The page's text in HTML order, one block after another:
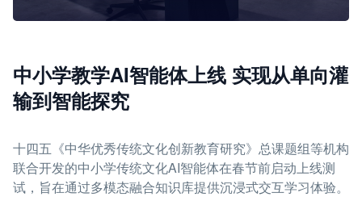
中小学教学AI智能体上线 实现从单向灌
输到智能探究
十四五《中华优秀传统文化创新教育研究》总课题组等机构
联合开发的中小学传统文化AI智能体在春节前启动上线测
试，旨在通过多模态融合知识库提供沉浸式交互学习体验。